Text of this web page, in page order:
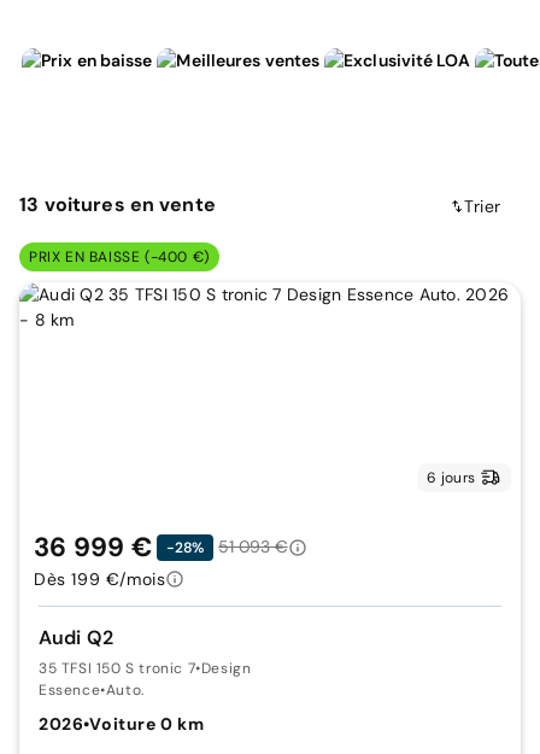
13 voitures en vente Trier
PRIX EN BAISSE (-400 €)
6 jours
Audi Q2
35 TFSI 150 S tronic 7•Design
Essence•Auto.
2026•Voiture 0 km
36 999 € -28%
51 093 €
Dès 199 €/mois